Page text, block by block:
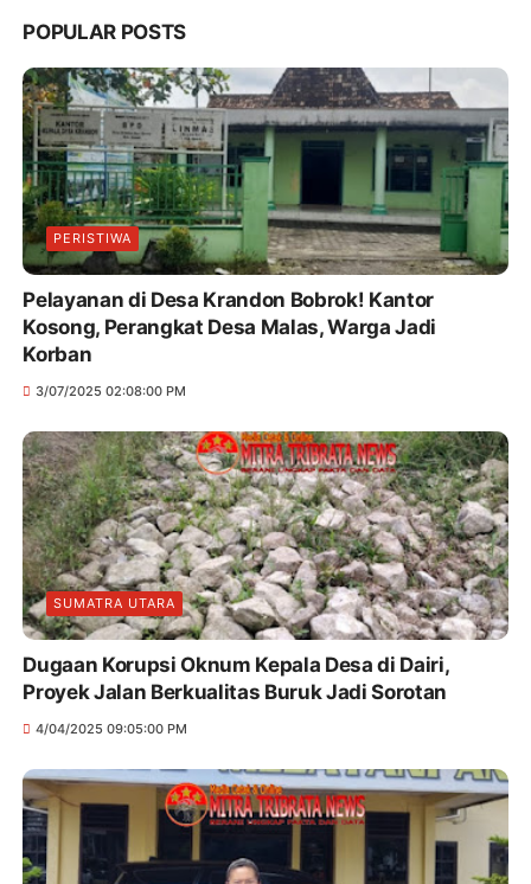
POPULAR POSTS
PERISTIWA
Pelayanan di Desa Krandon Bobrok! Kantor
Kosong, Perangkat Desa Malas, Warga Jadi
Korban
3/07/2025 02:08:00 PM
SUMATRA UTARA
Dugaan Korupsi Oknum Kepala Desa di Dairi,
Proyek Jalan Berkualitas Buruk Jadi Sorotan
4/04/2025 09:05:00 PM